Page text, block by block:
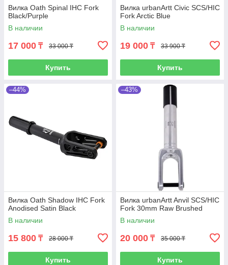
Вилка Oath Spinal IHC Fork
Black/Purple
В наличии
17 000 ₸ 33 000 ₸
Купить
Вилка urbanArtt Civic SCS/HIC
Fork Arctic Blue
В наличии
19 000 ₸ 33 900 ₸
Купить
–44%
Вилка Oath Shadow IHC Fork
Anodised Satin Black
В наличии
15 800 ₸ 28 000 ₸
Купить
–43%
Вилка urbanArtt Anvil SCS/HIC
Fork 30mm Raw Brushed
В наличии
20 000 ₸ 35 000 ₸
Купить